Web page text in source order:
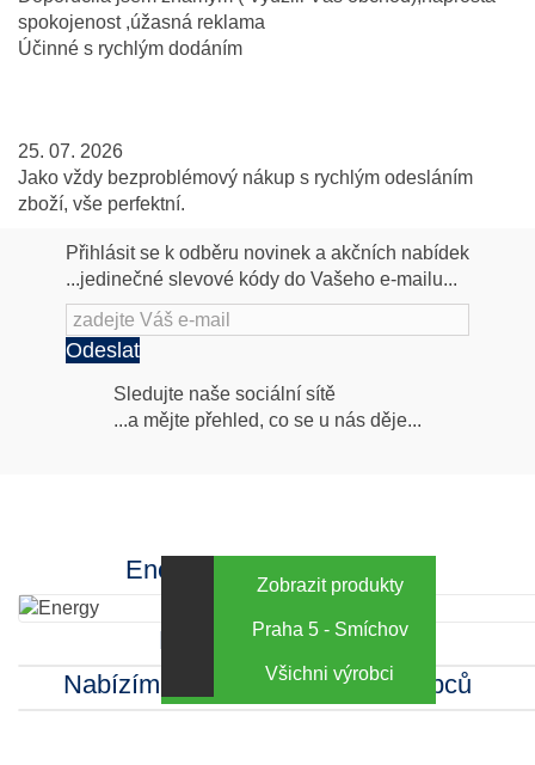
spokojenost ,úžasná reklama
Účinné s rychlým dodáním
25. 07. 2026
Jako vždy bezproblémový nákup s rychlým odesláním
zboží, vše perfektní.
Přihlásit se k odběru novinek a akčních nabídek
...jedinečné slevové kódy do Vašeho e-mailu...
Odeslat
Následujte
Sledujte naše sociální sítě
...a mějte přehled, co se u nás děje...
Energy za výhodné ceny
Zobrazit produkty
Kamenná prodejna
Praha 5 - Smíchov
Nabízíme sortiment mnoha výrobců
Všichni výrobci